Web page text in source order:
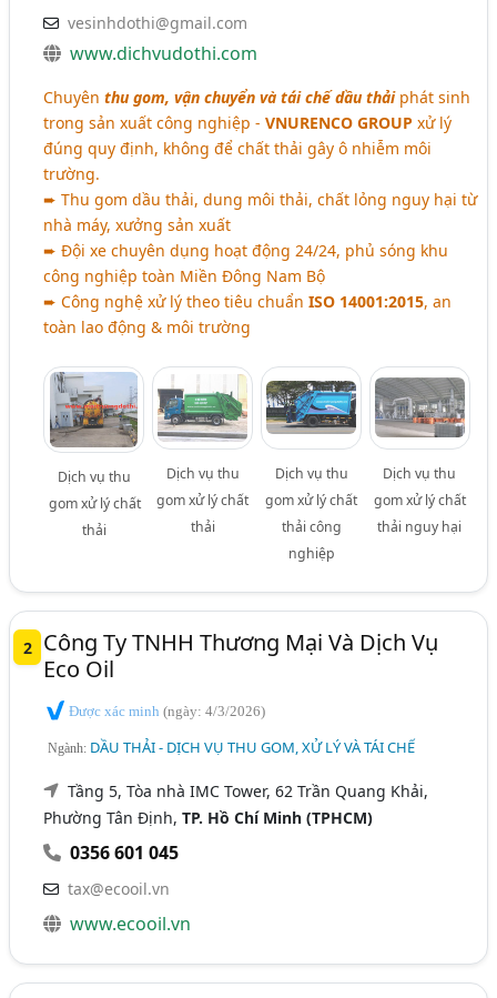
vesinhdothi@gmail.com
www.dichvudothi.com
Chuyênthu gom, vận chuyển và tái chế dầu thảiphát sinh
trong sản xuất công nghiệp -VNURENCO GROUP xử lý
đúng quy định, không để chất thải gây ô nhiễm môi
trường.
➨ Thu gom dầu thải, dung môi thải, chất lỏng nguy hại từ
nhà máy, xưởng sản xuất
➨ Đội xe chuyên dụng hoạt động 24/24, phủ sóng khu
công nghiệp toàn Miền Đông Nam Bộ
➨ Công nghệ xử lý theo tiêu chuẩnISO 14001:2015, an
toàn lao động & môi trường
Dịch vụ thu
gom xử lý chất
thải
Dịch vụ thu
gom xử lý chất
thải
Dịch vụ thu
gom xử lý chất
thải công
nghiệp
Dịch vụ thu
gom xử lý chất
thải nguy hại
2
Công Ty TNHH Thương Mại Và Dịch Vụ
Eco Oil
Được xác minh(ngày: 4/3/2026)
Ngành: DẦU THẢI - DỊCH VỤ THU GOM, XỬ LÝ VÀ TÁI CHẾ
Tầng 5, Tòa nhà IMC Tower, 62 Trần Quang Khải,
Phường Tân Định,TP. Hồ Chí Minh (TPHCM)
0356 601 045
tax@ecooil.vn
www.ecooil.vn